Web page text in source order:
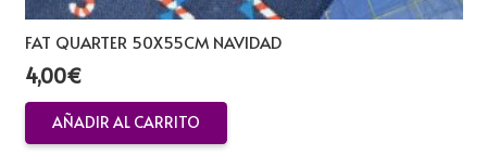
FAT QUARTER 50X55CM NAVIDAD
4,00€
AÑADIR AL CARRITO